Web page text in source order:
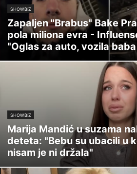
SHOWBIZ
Zapaljen "Brabus" Bake
pola miliona evra -
"Oglas za auto, vozila
SHOWBIZ
Marija Mandić u suzama
deteta: "Bebu su ubacili u
nisam je ni držala"